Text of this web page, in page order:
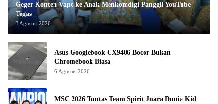
Geger Konten Vape ke Anak Menkomdigi Panggil YouTube
Tegas
3 Agustus 2026
Asus Googlebook CX9406 Bocor Bukan
Chromebook Biasa
6 Agustus 2026
MSC 2026 Tuntas Team Spirit Juara Dunia Kid